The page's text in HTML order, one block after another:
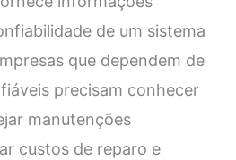
de um sistema
que dependem de
precisam conhecer
manutenções
custos de reparo e